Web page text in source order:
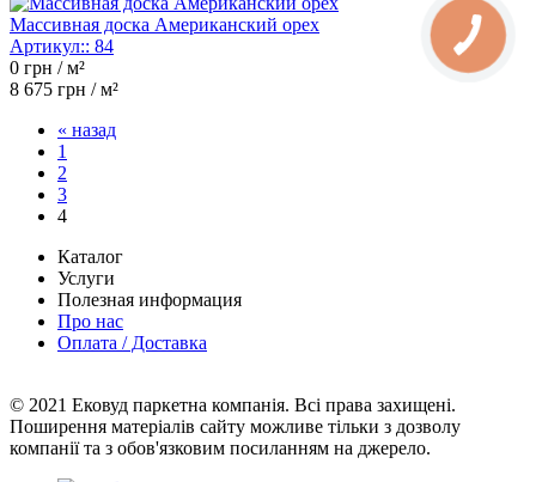
Массивная доска Американский орех
Артикул:: 84
0 грн / м²
8 675 грн / м²
« назад
1
2
3
4
Каталог
Услуги
Полезная информация
Про нас
Оплата / Доставка
© 2021 Ековуд паркетна компанія. Всі права захищені.
Поширення матеріалів сайту можливе тільки з дозволу
компанії та з обов'язковим посиланням на джерело.